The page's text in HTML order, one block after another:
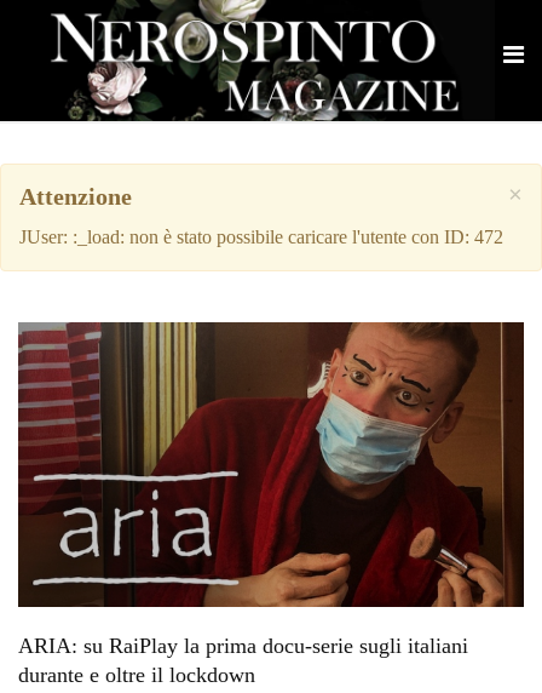
×
Attenzione
JUser: :_load: non è stato possibile caricare l'utente con ID: 472
ARIA: su RaiPlay la prima docu-serie sugli italiani
durante e oltre il lockdown